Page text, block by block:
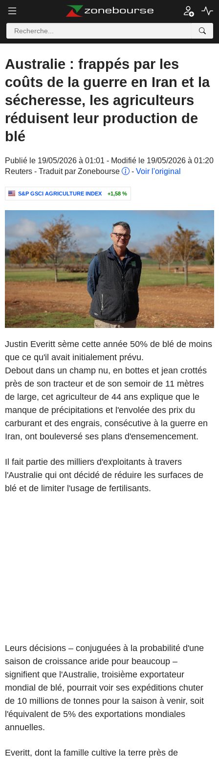
Australie : frappés par les
coûts de la guerre en Iran et la
sécheresse, les agriculteurs
réduisent leur production de
blé
Publié le 19/05/2026 à 01:01 - Modifié le 19/05/2026 à 01:20
Reuters - Traduit par Zonebourse
- Voir l'original
S&P GSCI AGRICULTURE INDEX +1,58 %
Justin Everitt sème cette année 50% de blé de moins
que ce qu'il avait initialement prévu.
Debout dans un champ nu, en bottes et jean crottés
près de son tracteur et de son semoir de 11 mètres
de large, cet agriculteur de 44 ans explique que le
manque de précipitations et l'envolée des prix du
carburant et des engrais, consécutive à la guerre en
Iran, ont bouleversé ses plans d'ensemencement.
Il fait partie des milliers d'exploitants à travers
l'Australie qui ont décidé de réduire les surfaces de
blé et de limiter l'usage de fertilisants.
Leurs décisions – conjuguées à la probabilité d'une
saison de croissance aride pour beaucoup –
signifient que l'Australie, troisième exportateur
mondial de blé, pourrait voir ses expéditions chuter
de 10 millions de tonnes pour la saison à venir, soit
l'équivalent de 5% des exportations mondiales
annuelles.
Everitt, dont la famille cultive la terre près de